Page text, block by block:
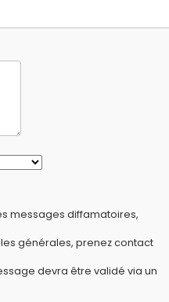
messages diffamatoires,
générales, prenez contact
devra être validé via un